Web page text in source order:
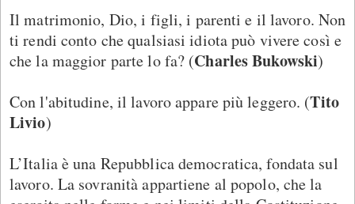
Il matrimonio, Dio, i figli, i parenti e il lavoro. Non
ti rendi conto che qualsiasi idiota può vivere così e
che la maggior parte lo fa? (Charles Bukowski)
Con l'abitudine, il lavoro appare più leggero. (Tito
Livio)
L’Italia è una Repubblica democratica, fondata sul
lavoro. La sovranità appartiene al popolo, che la